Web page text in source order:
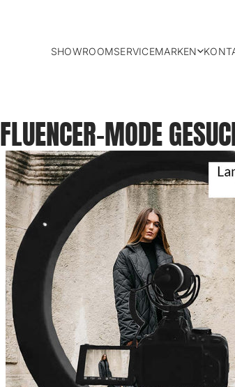
SHOWROOMSERVICEMARKEN
MODE